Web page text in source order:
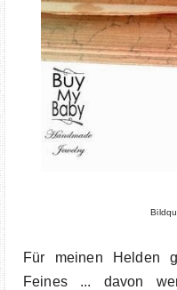
Für meinen Helden
Feines ... davon